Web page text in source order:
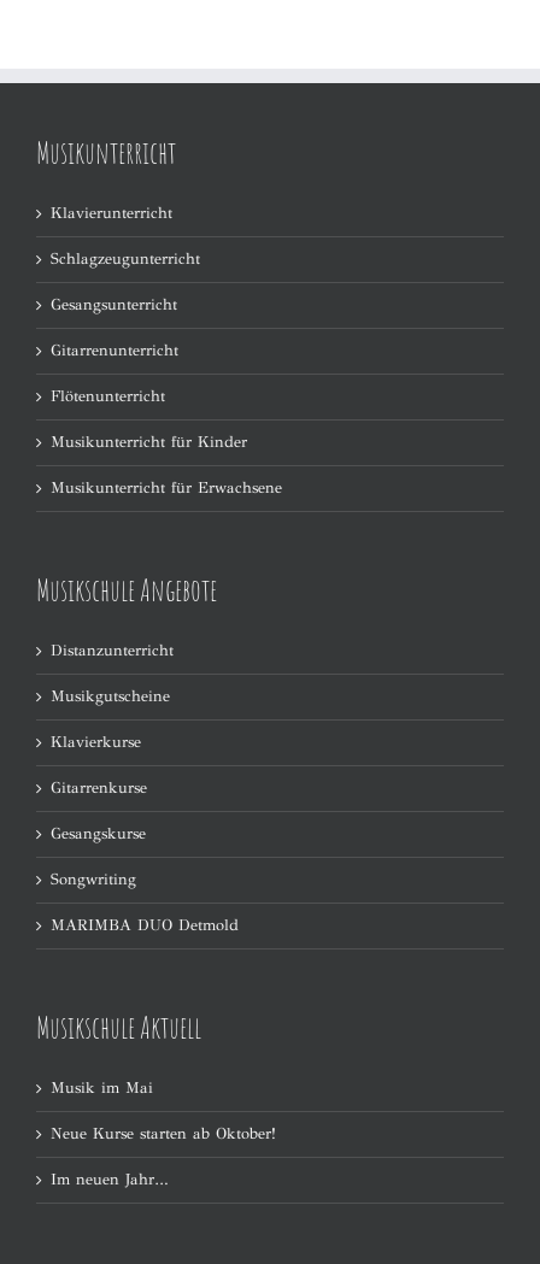
Musikunterricht
Klavierunterricht
Schlagzeugunterricht
Gesangsunterricht
Gitarrenunterricht
Flötenunterricht
Musikunterricht für Kinder
Musikunterricht für Erwachsene
Musikschule Angebote
Distanzunterricht
Musikgutscheine
Klavierkurse
Gitarrenkurse
Gesangskurse
Songwriting
MARIMBA DUO Detmold
Musikschule Aktuell
Musik im Mai
Neue Kurse starten ab Oktober!
Im neuen Jahr…